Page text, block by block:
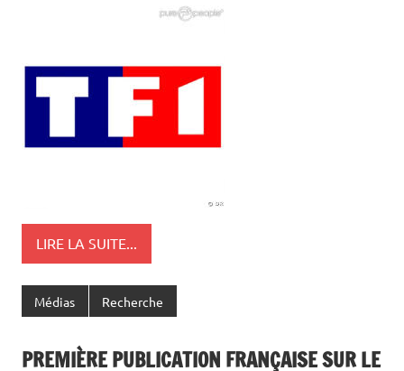
LIRE LA SUITE...
Médias Recherche
PREMIÈRE PUBLICATION FRANÇAISE SUR LE